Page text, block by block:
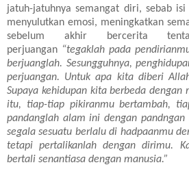
jatuh-jatuhnya semangat diri, sebab
menyulutkan emosi, meningkatkan
sebelum akhir bercerita
perjuangan “tegaklah pada
berjuanglah. Sesungguhnya,
perjuangan. Untuk apa kita diberi
Supaya kehidupan kita berbeda dengan
itu, tiap-tiap pikiranmu bertambah,
pandanglah alam ini dengan pandngan
segala sesuatu berlalu di hadpaanmu
tetapi pertalikanlah dengan dirimu.
bertali senantiasa dengan manusia.”